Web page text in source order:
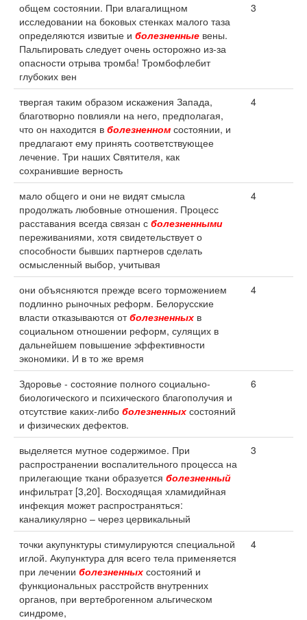
общем состоянии. При влагалищном
исследовании на боковых стенках малого таза
определяются извитые и болезненные вены.
Пальпировать следует очень осторожно из-за
опасности отрыва тромба! Тромбофлебит
глубоких вен
3
твергая таким образом искажения Запада,
благотворно повлияли на него, предполагая,
что он находится в болезненном состоянии, и
предлагают ему принять соответствующее
лечение. Три наших Святителя, как
сохранившие верность
4
мало общего и они не видят смысла
продолжать любовные отношения. Процесс
расставания всегда связан с болезненными
переживаниями, хотя свидетельствует о
способности бывших партнеров сделать
осмысленный выбор, учитывая
4
они объясняются прежде всего торможением
подлинно рыночных реформ. Белорусские
власти отказываются отболезненных в
социальном отношении реформ, сулящих в
дальнейшем повышение эффективности
экономики. И в то же время
4
Здоровье - состояние полного социально-
биологического и психического благополучия и
отсутствие каких-либо болезненных состояний
и физических дефектов.
6
выделяется мутное содержимое. При
распространении воспалительного процесса на
прилегающие ткани образуется болезненный
инфильтрат [3,20]. Восходящая хламидийная
инфекция может распространяться:
каналикулярно – через цервикальный
3
точки акупунктуры стимулируются специальной
иглой. Акупунктура для всего тела применяется
при лечении болезненных состояний и
функциональных расстройств внутренних
органов, при вертеброгенном альгическом
синдроме,
4